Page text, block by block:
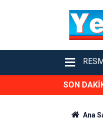
SON
Ana